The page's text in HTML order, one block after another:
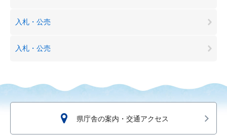
入札・公売
入札・公売
県庁舎の案内・交通アクセス